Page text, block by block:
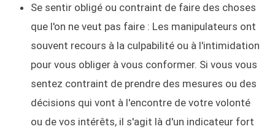
Se sentir obligé ou contraint de faire des choses
que l'on ne veut pas faire : Les manipulateurs ont
souvent recours à la culpabilité ou à l'intimidation
pour vous obliger à vous conformer. Si vous vous
sentez contraint de prendre des mesures ou des
décisions qui vont à l'encontre de votre volonté
ou de vos intérêts, il s'agit là d'un indicateur fort